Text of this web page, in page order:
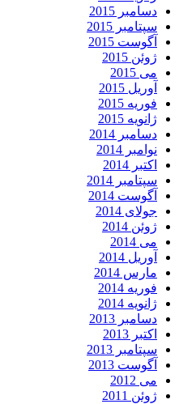
دسامبر 2015
سپتامبر 2015
آگوست 2015
ژوئن 2015
می 2015
آوریل 2015
فوریه 2015
ژانویه 2015
دسامبر 2014
نوامبر 2014
اکتبر 2014
سپتامبر 2014
آگوست 2014
جولای 2014
ژوئن 2014
می 2014
آوریل 2014
مارس 2014
فوریه 2014
ژانویه 2014
دسامبر 2013
اکتبر 2013
سپتامبر 2013
آگوست 2013
می 2012
ژوئن 2011